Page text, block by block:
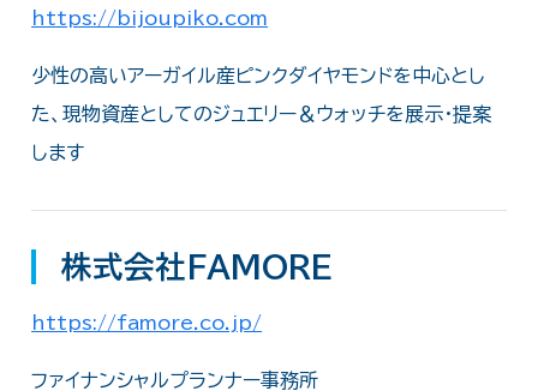
https://bijoupiko.com
少性の高いアーガイル産ピンクダイヤモンドを中心とし
た、現物資産としてのジュエリー＆ウォッチを展示・提案
します
株式会社FAMORE
https://famore.co.jp/
ファイナンシャルプランナー事務所